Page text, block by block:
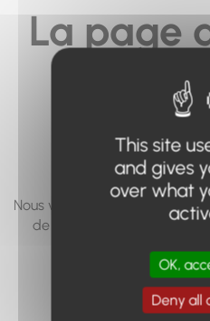
La page
vous
pas...
Nous vous invitons à utiliser
de page, ou à utiliser le
Retour à
This site
and gives
over what
OK,
Deny all